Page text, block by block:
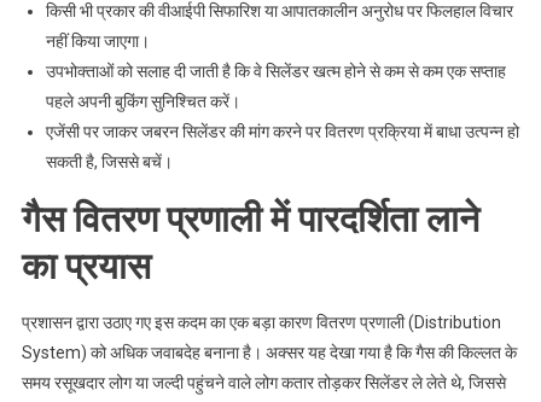
किसी भी प्रकार की वीआईपी सिफारिश या आपातकालीन अनुरोध पर फिलहाल विचार
नहीं किया जाएगा।
उपभोक्ताओं को सलाह दी जाती है कि वे सिलेंडर खत्म होने से कम से कम एक सप्ताह
पहले अपनी बुकिंग सुनिश्चित करें।
एजेंसी पर जाकर जबरन सिलेंडर की मांग करने पर वितरण प्रक्रिया में बाधा उत्पन्न हो
सकती है, जिससे बचें।
गैस वितरण प्रणाली में पारदर्शिता लाने
का प्रयास
प्रशासन द्वारा उठाए गए इस कदम का एक बड़ा कारण वितरण प्रणाली (Distribution
System) को अधिक जवाबदेह बनाना है। अक्सर यह देखा गया है कि गैस की किल्लत के
समय रसूखदार लोग या जल्दी पहुंचने वाले लोग कतार तोड़कर सिलेंडर ले लेते थे, जिससे